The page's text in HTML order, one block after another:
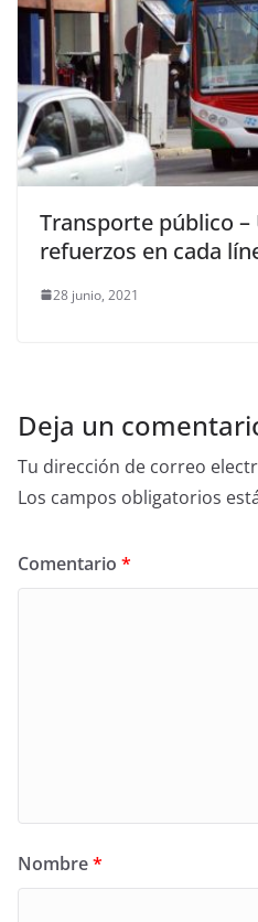
Transporte público –
refuerzos en cada
28 junio, 2021
Deja un
Tu dirección de correo
Los campos obligatorios
Comentario *
Nombre*